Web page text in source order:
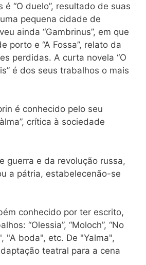
é “O duelo”, resultado de suas
pequena cidade de
ainda “Gambrinus”, em que
porto e “A Fossa”, relato da
perdidas. A curta novela “O
é dos seus trabalhos o mais
é conhecido pelo seu
crítica à sociedade
guerra e da revolução russa,
a pátria, estabelecenão-se
conhecido por ter escrito,
“Olessia”, “Moloch”, “No
"A boda", etc. De "Yalma",
teatral para a cena